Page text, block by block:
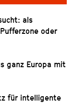
als
oder
ganz Europa mit
für intelligente